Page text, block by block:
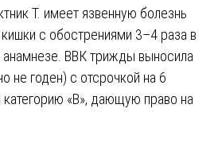
Т. имеет язвенную болезнь
с обострениями 3–4 раза в
анамнезе. ВВК трижды выносила
не годен) с отсрочкой на 6
категорию «В», дающую право на